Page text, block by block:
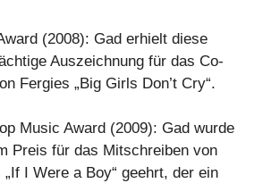
(2008): Gad erhielt diese
Auszeichnung für das Co-
Fergies „Big Girls Don’t Cry“.
Music Award (2009): Gad wurde
Preis für das Mitschreiben von
„If I Were a Boy“ geehrt, der ein